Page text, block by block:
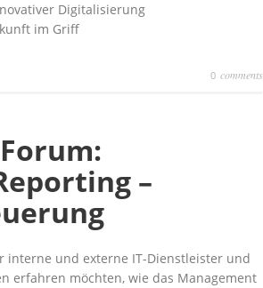
Digitalisierung
im Griff
0comments
–
interne und externe IT-Dienstleister und
erfahren möchten, wie das Management